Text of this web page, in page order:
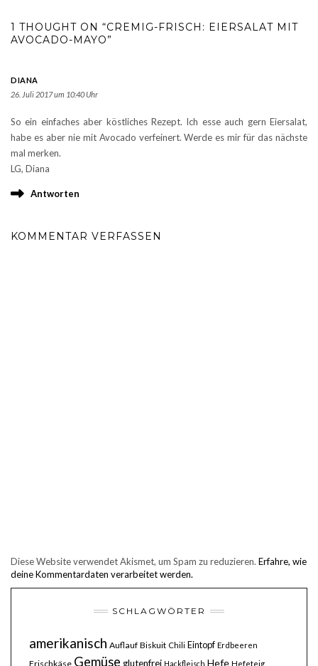
1 THOUGHT ON “CREMIG-FRISCH: EIERSALAT MIT
AVOCADO-MAYO”
DIANA
26. Juli 2017 um 10:40 Uhr
So ein einfaches aber köstliches Rezept. Ich esse auch gern Eiersalat,
habe es aber nie mit Avocado verfeinert. Werde es mir für das nächste
mal merken.
LG, Diana
Antworten
KOMMENTAR VERFASSEN
Diese Website verwendet Akismet, um Spam zu reduzieren. Erfahre, wie
deine Kommentardaten verarbeitet werden.
SCHLAGWÖRTER
amerikanisch Auflauf Biskuit Chili Eintopf Erdbeeren
Frischkäse Gemüse glutenfrei Hackfleisch Hefe Hefeteig